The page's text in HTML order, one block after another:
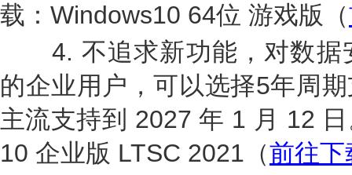
载：Windows10 64位 游戏版（
4. 不追求新功能，对数据
的企业用户，可以选择5年周
主流支持到 2027 年 1 月 12
10 企业版 LTSC 2021（前往下